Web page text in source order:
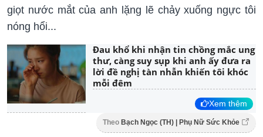
giọt nước mắt của anh lặng lẽ chảy xuống ngực tôi
nóng hổi...
Đau khổ khi nhận tin chồng mắc ung
thư, càng suy sụp khi anh ấy đưa ra
lời đề nghị tàn nhẫn khiến tôi khóc
mỗi đêm
Xem thêm
Theo Bạch Ngọc (TH) | Phụ Nữ Sức Khỏe